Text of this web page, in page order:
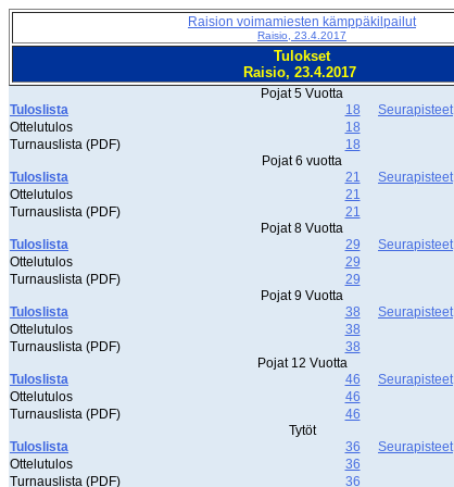
Raision voimamiesten kämppäkilpailut
Raisio, 23.4.2017
Tulokset
Raisio, 23.4.2017
Pojat 5 Vuotta
Tuloslista
18
Seurapisteet
Ottelutulos
18
Turnauslista (PDF)
18
Pojat 6 vuotta
Tuloslista
21
Seurapisteet
Ottelutulos
21
Turnauslista (PDF)
21
Pojat 8 Vuotta
Tuloslista
29
Seurapisteet
Ottelutulos
29
Turnauslista (PDF)
29
Pojat 9 Vuotta
Tuloslista
38
Seurapisteet
Ottelutulos
38
Turnauslista (PDF)
38
Pojat 12 Vuotta
Tuloslista
46
Seurapisteet
Ottelutulos
46
Turnauslista (PDF)
46
Tytöt
Tuloslista
36
Seurapisteet
Ottelutulos
36
Turnauslista (PDF)
36